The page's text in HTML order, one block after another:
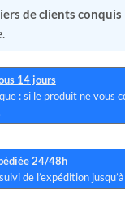
de clients conquis
14 jours
: si le produit ne vous
24/48h
de l’expédition